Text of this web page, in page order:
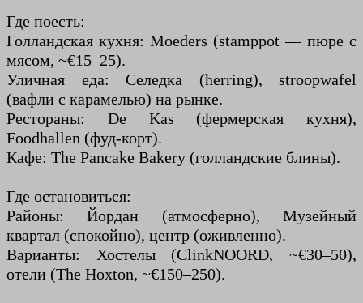
Где поесть:
Голландская кухня: Moeders (stamppot — пюре с
мясом, ~€15–25).
Уличная еда: Селедка (herring), stroopwafel
(вафли с карамелью) на рынке.
Рестораны: De Kas (фермерская кухня),
Foodhallen (фуд-корт).
Кафе: The Pancake Bakery (голландские блины).
Где остановиться:
Районы: Йордан (атмосферно), Музейный
квартал (спокойно), центр (оживленно).
Варианты: Хостелы (ClinkNOORD, ~€30–50),
отели (The Hoxton, ~€150–250).